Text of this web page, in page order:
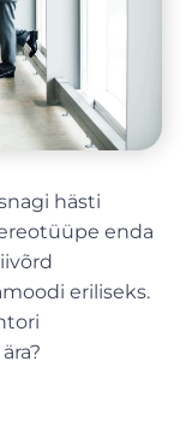
hästi
enda
eriliseks.